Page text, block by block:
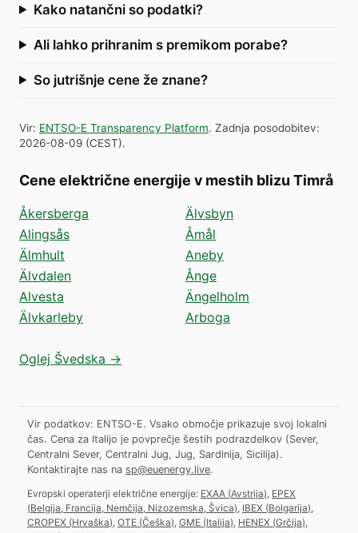
Kako natančni so podatki?
Ali lahko prihranim s premikom porabe?
So jutrišnje cene že znane?
Vir: ENTSO-E Transparency Platform. Zadnja posodobitev:
2026-08-09 (CEST).
Cene električne energije v mestih blizu Timrå
Åkersberga
Alingsås
Älmhult
Älvdalen
Alvesta
Älvkarleby
Älvsbyn
Åmål
Aneby
Ånge
Ängelholm
Arboga
Oglej Švedska →
Vir podatkov: ENTSO-E. Vsako območje prikazuje svoj lokalni
čas. Cena za Italijo je povprečje šestih podrazdelkov (Sever,
Centralni Sever, Centralni Jug, Jug, Sardinija, Sicilija).
Kontaktirajte nas na sp@euenergy.live.
Evropski operaterji električne energije: EXAA (Avstrija) EPEX
(Belgija, Francija, Nemčija, Nizozemska, Švica) IBEX (Bolgarija)
CROPEX (Hrvaška) OTE (Češka) GME (Italija) HENEX (Grčija)